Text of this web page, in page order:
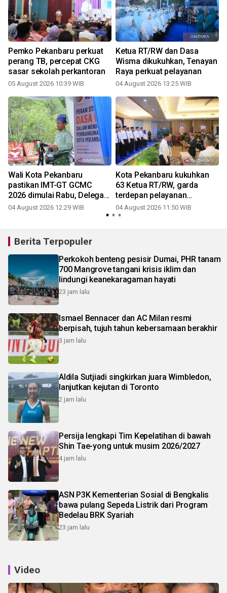
Pemko Pekanbaru perkuat
perang TB, percepat CKG
sasar sekolah perkantoran
05 August 2026 10:39 WIB
Ketua RT/RW dan Dasa
Wisma dikukuhkan, Tenayan
Raya perkuat pelayanan
04 August 2026 13:25 WIB
Wali Kota Pekanbaru
pastikan IMT-GT GCMC
2026 dimulai Rabu, Delegasi
tiga negara mulai
04 August 2026 12:29 WIB
Kota Pekanbaru kukuhkan
63 Ketua RT/RW, garda
terdepan pelayanan
masyarakat
04 August 2026 11:50 WIB
Berita Terpopuler
Perkokoh benteng pesisir Dumai, PHR tanam
700 Mangrove tangani krisis iklim dan
lindungi keanekaragaman hayati
23 jam lalu
Ismael Bennacer dan AC Milan resmi
berpisah, tujuh tahun kebersamaan berakhir
3 jam lalu
Aldila Sutjiadi singkirkan juara Wimbledon,
lanjutkan kejutan di Toronto
2 jam lalu
Persija lengkapi Tim Kepelatihan di bawah
Shin Tae-yong untuk musim 2026/2027
4 jam lalu
ASN P3K Kementerian Sosial di Bengkalis
bawa pulang Sepeda Listrik dari Program
Bedelau BRK Syariah
23 jam lalu
Video